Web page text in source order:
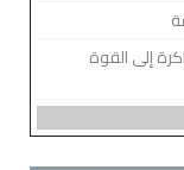
إلى القوة